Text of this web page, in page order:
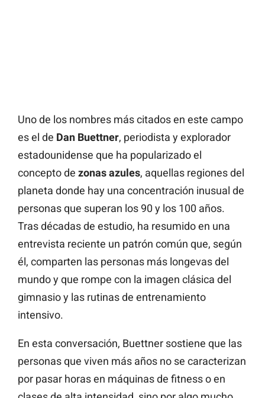
Uno de los nombres más citados en este campo
es el de Dan Buettner, periodista y explorador
estadounidense que ha popularizado el
concepto de zonas azules, aquellas regiones del
planeta donde hay una concentración inusual de
personas que superan los 90 y los 100 años.
Tras décadas de estudio, ha resumido en una
entrevista reciente un patrón común que, según
él, comparten las personas más longevas del
mundo y que rompe con la imagen clásica del
gimnasio y las rutinas de entrenamiento
intensivo.
En esta conversación, Buettner sostiene que las
personas que viven más años no se caracterizan
por pasar horas en máquinas de fitness o en